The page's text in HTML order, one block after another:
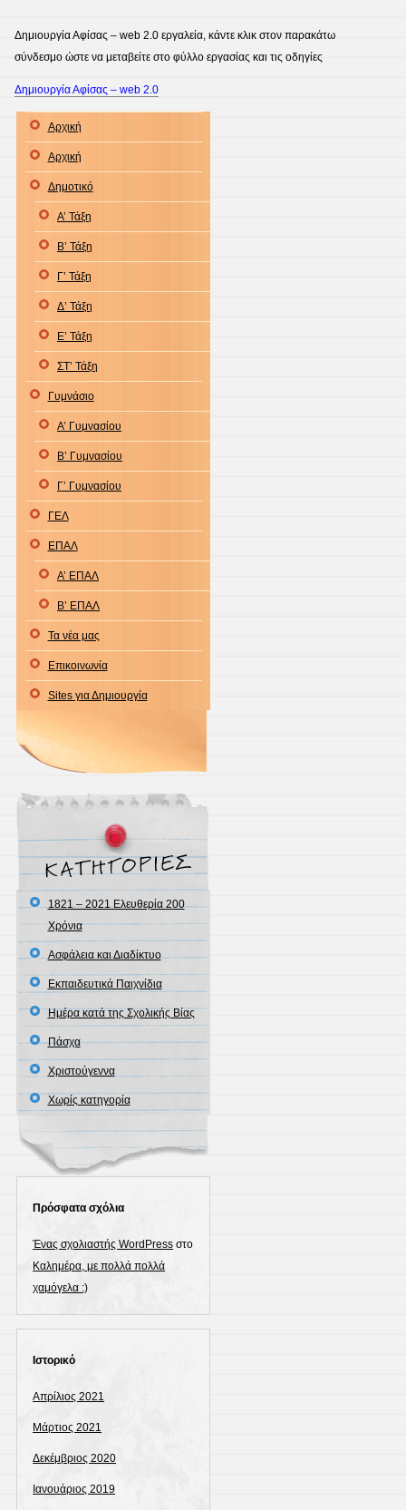
Δημιουργία Αφίσας – web 2.0 εργαλεία, κάντε κλικ στον παρακάτω
σύνδεσμο ώστε να μεταβείτε στο φύλλο εργασίας και τις οδηγίες
Δημιουργία Αφίσας – web 2.0
Αρχική
Αρχική
Δημοτικό
Α’ Τάξη
Β’ Τάξη
Γ’ Τάξη
Δ’ Τάξη
Ε’ Τάξη
ΣΤ’ Τάξη
Γυμνάσιο
Α’ Γυμνασίου
Β’ Γυμνασίου
Γ’ Γυμνασίου
ΓΕΛ
ΕΠΑΛ
Α’ ΕΠΑΛ
Β’ ΕΠΑΛ
Τα νέα μας
Επικοινωνία
Sites για Δημιουργία
1821 – 2021 Ελευθερία 200
Χρόνια
Ασφάλεια και Διαδίκτυο
Εκπαιδευτικά Παιχνίδια
Ημέρα κατά της Σχολικής Βίας
Πάσχα
Χριστούγεννα
Χωρίς κατηγορία
Πρόσφατα σχόλια
Ένας σχολιαστής WordPress στο
Καλημέρα, με πολλά πολλά
χαμόγελα :)
Ιστορικό
Απρίλιος 2021
Μάρτιος 2021
Δεκέμβριος 2020
Ιανουάριος 2019